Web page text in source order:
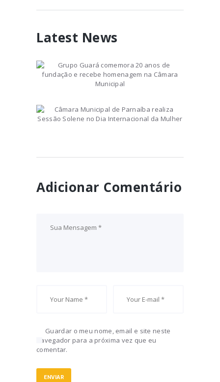
Latest News
Grupo Guará comemora 20
anos de fundação e recebe
homenagem na Câmara
November 8, 2023
Câmara Municipal de
Parnaíba realiza Sessão
Adicionar Comentário
Guardar o meu nome, email e site neste
navegador para a próxima vez que eu
comentar.